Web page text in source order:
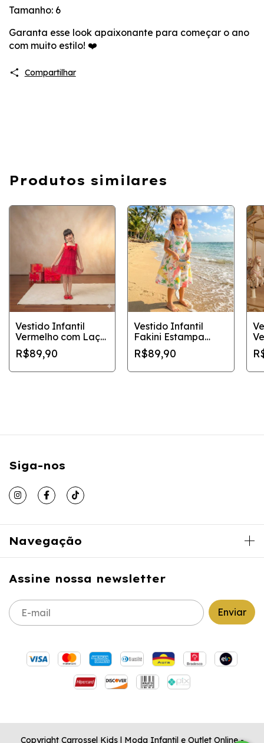
​Tamanho: 6
​Garanta esse look apaixonante para começar o ano
com muito estilo! ❤️
Compartilhar
Produtos similares
Vestido Infantil
Vermelho com Laço
– Tamanho 10 |
Natal Elegante
R$89,90
Vestido Infantil
Fakini Estampa
Tropical Praia Brasil
- Tamanho 6
R$89,90
Siga-nos
Navegação
Assine nossa newsletter
Copyright ​Carrossel Kids | Moda Infantil e Outlet Online -